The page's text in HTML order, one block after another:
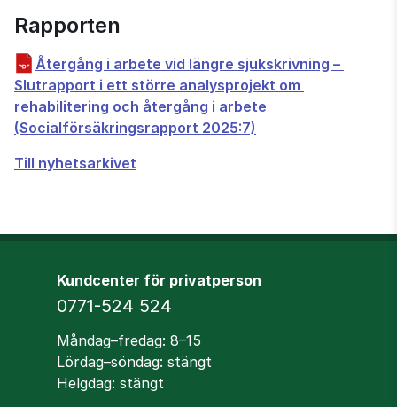
Rapporten
Återgång i arbete vid längre sjukskrivning –
Slutrapport i ett större analysprojekt om
rehabilitering och återgång i arbete
(Socialförsäkringsrapport 2025:7)
Till nyhetsarkivet
Kundcenter för privatperson
Telefon
0771-524 524
Öppettider
Måndag–fredag: 8–15
Lördag–söndag: stängt
Helgdag: stängt